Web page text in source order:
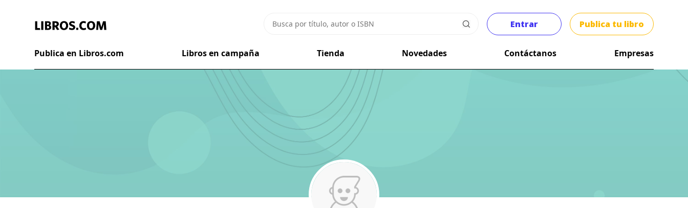
Entrar Publica tu libro
Publica en Libros.com Libros en campaña Tienda Novedades Contáctanos Empresas